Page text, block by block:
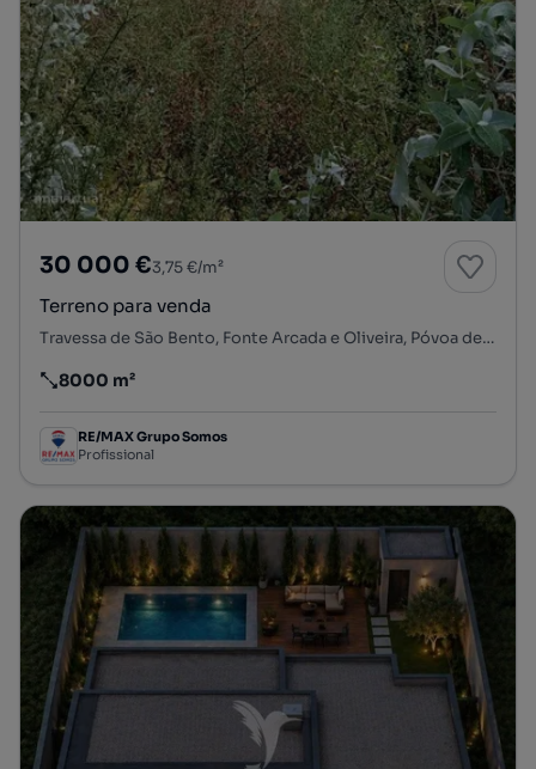
30 000 €3,75 €/m²
Terreno para venda
Travessa de São Bento, Fonte Arcada e Oliveira, Póvoa de Lanhoso, Braga
Preço por metro quadrado
8000 m²
RE/MAX Grupo Somos
Profissional